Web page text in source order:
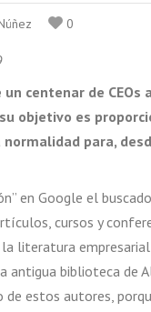
0
centenar de CEOs
objetivo es
para,
en Google el
cursos y
literatura
antigua biblioteca de
estos autores,